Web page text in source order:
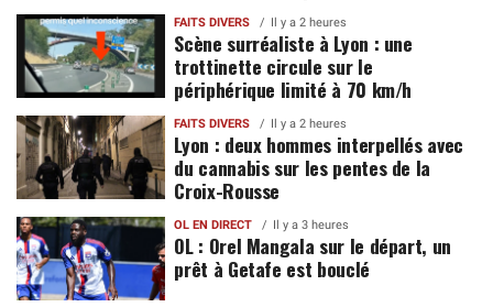
FAITS DIVERS Il y a 2 heures
Scène surréaliste à Lyon : une
trottinette circule sur le
périphérique limité à 70 km/h
FAITS DIVERS Il y a 2 heures
Lyon : deux hommes interpellés avec
du cannabis sur les pentes de la
Croix-Rousse
OL EN DIRECT Il y a 3 heures
OL : Orel Mangala sur le départ, un
prêt à Getafe est bouclé